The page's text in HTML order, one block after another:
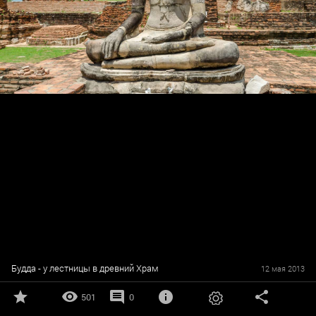
Будда - у лестницы в древний Храм 12 мая 2013
501 0